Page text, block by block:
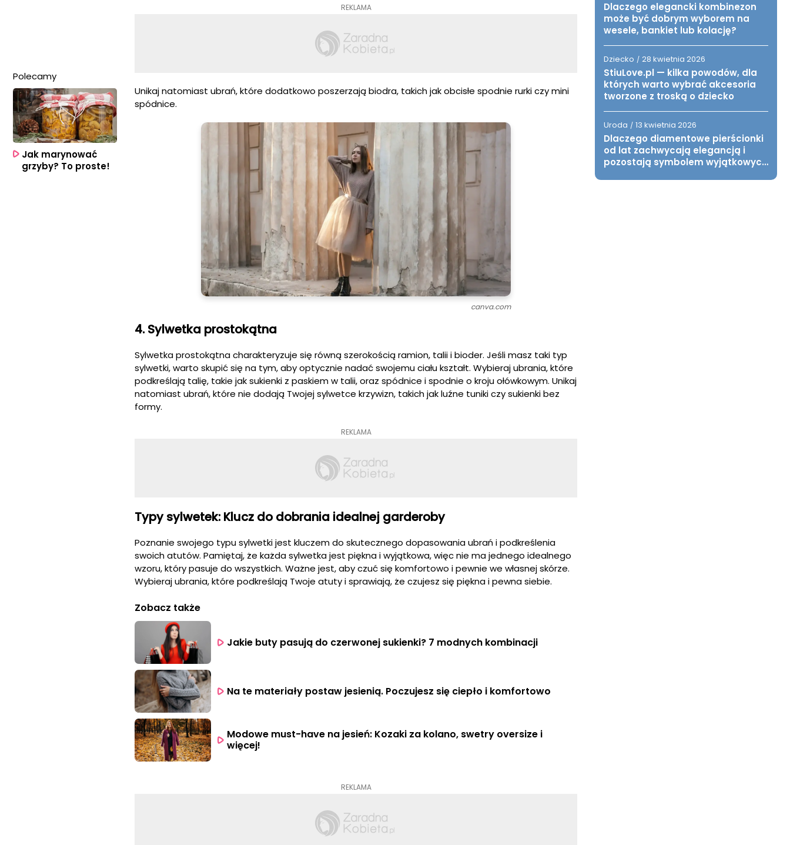
REKLAMA
Unikaj natomiast ubrań, które dodatkowo poszerzają biodra, takich jak obcisłe spodnie rurki czy mini
spódnice.
canva.com
4. Sylwetka prostokątna
Sylwetka prostokątna charakteryzuje się równą szerokością ramion, talii i bioder. Jeśli masz taki typ
sylwetki, warto skupić się na tym, aby optycznie nadać swojemu ciału kształt. Wybieraj ubrania, które
podkreślają talię, takie jak sukienki z paskiem w talii, oraz spódnice i spodnie o kroju ołówkowym. Unikaj
natomiast ubrań, które nie dodają Twojej sylwetce krzywizn, takich jak luźne tuniki czy sukienki bez
formy.
REKLAMA
Typy sylwetek: Klucz do dobrania idealnej garderoby
Poznanie swojego typu sylwetki jest kluczem do skutecznego dopasowania ubrań i podkreślenia
swoich atutów. Pamiętaj, że każda sylwetka jest piękna i wyjątkowa, więc nie ma jednego idealnego
wzoru, który pasuje do wszystkich. Ważne jest, aby czuć się komfortowo i pewnie we własnej skórze.
Wybieraj ubrania, które podkreślają Twoje atuty i sprawiają, że czujesz się piękna i pewna siebie.
Zobacz także
Jakie buty pasują do czerwonej sukienki? 7 modnych kombinacji
Na te materiały postaw jesienią. Poczujesz się ciepło i komfortowo
Modowe must-have na jesień: Kozaki za kolano, swetry oversize i
więcej!
REKLAMA
Polecamy
Jak marynować
grzyby? To proste!
Dlaczego elegancki kombinezon
może być dobrym wyborem na
wesele, bankiet lub kolację?
Dziecko / 28 kwietnia 2026
StiuLove.pl — kilka powodów, dla
których warto wybrać akcesoria
tworzone z troską o dziecko
Uroda / 13 kwietnia 2026
Dlaczego diamentowe pierścionki
od lat zachwycają elegancją i
pozostają symbolem wyjątkowych